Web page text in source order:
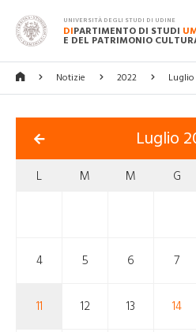
UNIVERSITÀ DEGLI STUDI DI UDINE
DIPARTIMENTO DI STUDI
E DEL PATRIMONIO
Notizie 2022 Luglio
Luglio
L M M G
4 5 6 7
11 12 13 14